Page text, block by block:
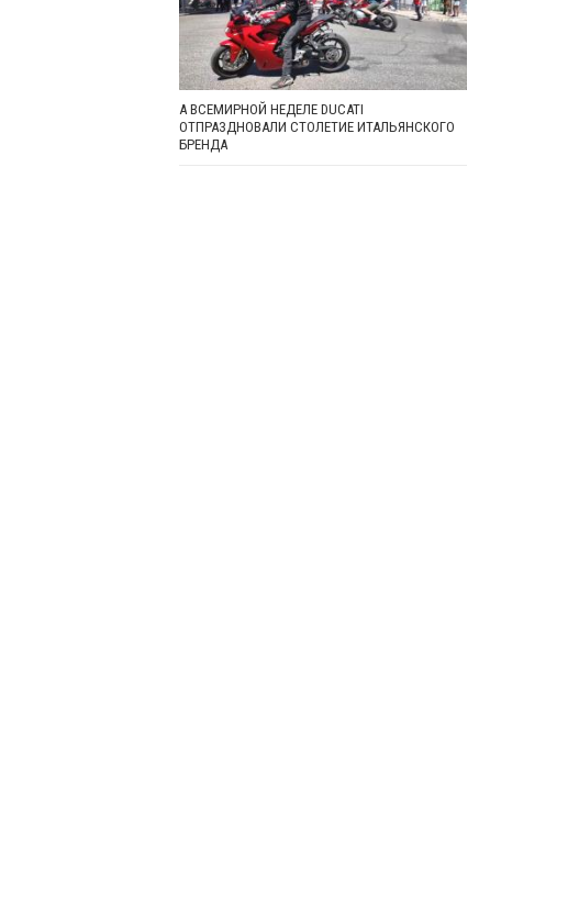
А ВСЕМИРНОЙ НЕДЕЛЕ DUCATI
ОТПРАЗДНОВАЛИ СТОЛЕТИЕ ИТАЛЬЯНСКОГО
БРЕНДА